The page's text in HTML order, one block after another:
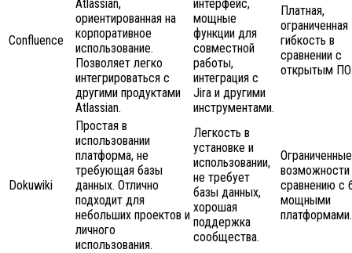
Confluence
Atlassian,
ориентированная на
корпоративное
использование.
Позволяет легко
интегрироваться с
другими продуктами
Atlassian.
интерфейс,
мощные
функции для
совместной
работы,
интеграция с
Jira и другими
инструментами.
Платная,
ограниченная
гибкость в
сравнении с
открытым
Dokuwiki
Простая в
использовании
платформа, не
требующая базы
данных. Отлично
подходит для
небольших проектов и
личного
использования.
Легкость в
установке и
использовании,
не требует
базы данных,
хорошая
поддержка
сообщества.
Ограниченные
возможности
сравнению с
мощными
платформами.